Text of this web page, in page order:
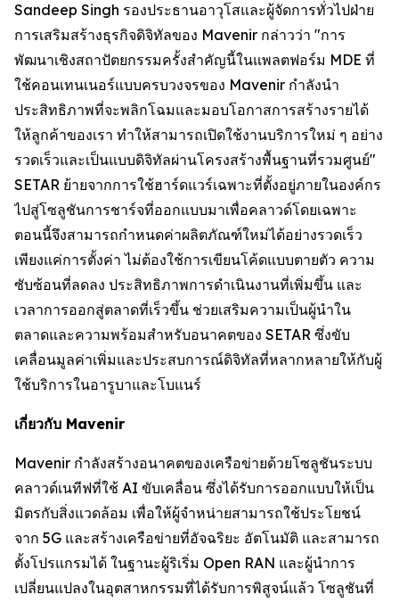
Sandeep Singh รองประธานอาวุโสและผู้จัดการทั่วไปฝ่าย
การเสริมสร้างธุรกิจดิจิทัลของ Mavenir กล่าวว่า "การ
พัฒนาเชิงสถาปัตยกรรมครั้งสำคัญนี้ในแพลตฟอร์ม MDE ที่
ใช้คอนเทนเนอร์แบบครบวงจรของ Mavenir กำลังนำ
ประสิทธิภาพที่จะพลิกโฉมและมอบโอกาสการสร้างรายได้
ให้ลูกค้าของเรา ทำให้สามารถเปิดใช้งานบริการใหม่ ๆ อย่าง
รวดเร็วและเป็นแบบดิจิทัลผ่านโครงสร้างพื้นฐานที่รวมศูนย์"
SETAR ย้ายจากการใช้ฮาร์ดแวร์เฉพาะที่ตั้งอยู่ภายในองค์กร
ไปสู่โซลูชันการชาร์จที่ออกแบบมาเพื่อคลาวด์โดยเฉพาะ
ตอนนี้จึงสามารถกำหนดค่าผลิตภัณฑ์ใหม่ได้อย่างรวดเร็ว
เพียงแค่การตั้งค่า ไม่ต้องใช้การเขียนโค้ดแบบตายตัว ความ
ซับซ้อนที่ลดลง ประสิทธิภาพการดำเนินงานที่เพิ่มขึ้น และ
เวลาการออกสู่ตลาดที่เร็วขึ้น ช่วยเสริมความเป็นผู้นำใน
ตลาดและความพร้อมสำหรับอนาคตของ SETAR ซึ่งขับ
เคลื่อนมูลค่าเพิ่มและประสบการณ์ดิจิทัลที่หลากหลายให้กับผู้
ใช้บริการในอารูบาและโบแนร์
เกี่ยวกับ Mavenir
Mavenir กำลังสร้างอนาคตของเครือข่ายด้วยโซลูชันระบบ
คลาวด์เนทีฟที่ใช้ AI ขับเคลื่อน ซึ่งได้รับการออกแบบให้เป็น
มิตรกับสิ่งแวดล้อม เพื่อให้ผู้จำหน่ายสามารถใช้ประโยชน์
จาก 5G และสร้างเครือข่ายที่อัจฉริยะ อัตโนมัติ และสามารถ
ตั้งโปรแกรมได้ ในฐานะผู้ริเริ่ม Open RAN และผู้นำการ
เปลี่ยนแปลงในอุตสาหกรรมที่ได้รับการพิสูจน์แล้ว โซลูชันที่